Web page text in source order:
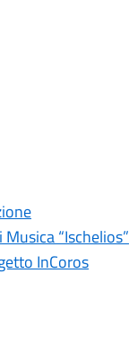
“Ischelios”
InCoros